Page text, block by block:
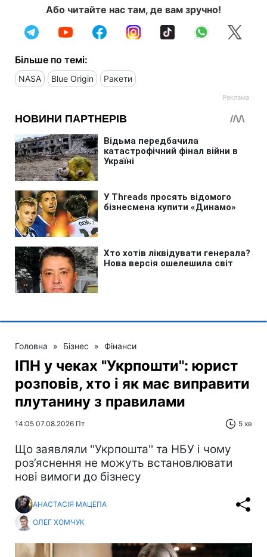
Або читайте нас там, де вам зручно!
Більше по темі:
NASA Blue Origin Ракети
Головна » Бізнес » Фінанси
ІПН у чеках "Укрпошти": юрист
розповів, хто і як має виправити
плутанину з правилами
14:05 07.08.2026 Пт 5 хв
Що заявляли ''Укрпошта'' та НБУ і чому
роз’яснення не можуть встановлювати
нові вимоги до бізнесу
АНАСТАСІЯ МАЦЕПА
ОЛЕГ ХОМЧУК